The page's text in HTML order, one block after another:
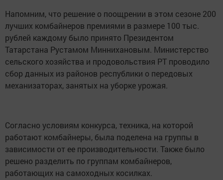
Напомним, что решение о поощрении в этом сезоне 200
лучших комбайнеров премиями в размере 100 тыс.
рублей каждому было принято Президентом
Татарстана Рустамом Миннихановым. Министерство
сельского хозяйства и продовольствия РТ проводило
сбор данных из районов республики о передовых
механизаторах, занятых на уборке урожая.